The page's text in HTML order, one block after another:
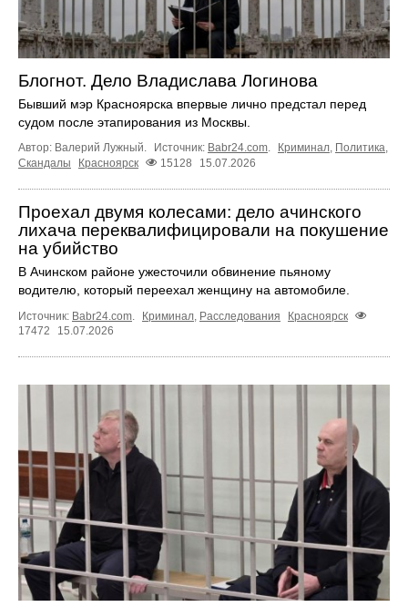
Блогнот. Дело Владислава Логинова
Бывший мэр Красноярска впервые лично предстал перед
судом после этапирования из Москвы.
Автор: Валерий Лужный. Источник: Babr24.com Криминал Политика
Скандалы
Красноярск 15128 15.07.2026
Проехал двумя колесами: дело ачинского
лихача переквалифицировали на покушение
на убийство
В Ачинском районе ужесточили обвинение пьяному
водителю, который переехал женщину на автомобиле.
Источник: Babr24.com. Криминал, Расследования
Красноярск
17472
15.07.2026